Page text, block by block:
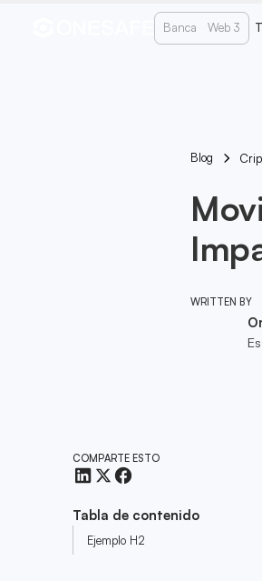
Banca Web 3
Blog
WRITTEN BY
COMPARTE ESTO
Tabla de contenido
Ejemplo H2